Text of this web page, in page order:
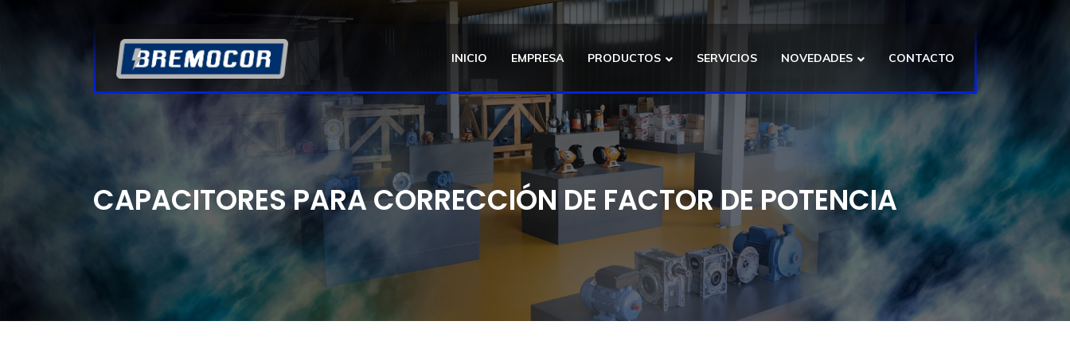
INICIO EMPRESA PRODUCTOS SERVICIOS NOVEDADES CONTACTO
CAPACITORES PARA CORRECCIÓN DE FACTOR DE POTENCIA